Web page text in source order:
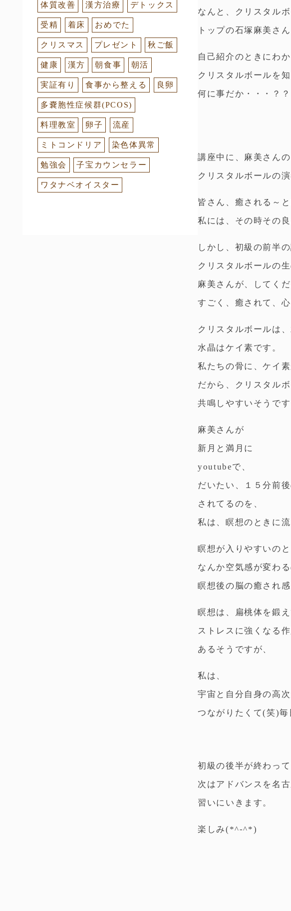
なんと、クリスタル
トップの石塚麻美さん
自己紹介のときにわ
クリスタルボールを
何に事だか・・・？？
講座中に、麻美さん
クリスタルボールの
皆さん、癒される～
私には、その時その
しかし、初級の前半
クリスタルボールの
麻美さんが、してく
すごく、癒されて、心
クリスタルボールは
水晶はケイ素です。
私たちの骨に、ケイ
だから、クリスタル
共鳴しやすいそうです
麻美さんが
新月と満月に
youtubeで、
だいたい、１５分前
されてるのを、
私は、瞑想のときに流
瞑想が入りやすいのと
なんか空気感が変わる
瞑想後の脳の癒され感
瞑想は、扁桃体を鍛え
ストレスに強くなる
あるそうですが、
私は、
宇宙と自分自身の高
つながりたくて(笑)毎
初級の後半が終わって
次はアドバンスを名
習いにいきます。
楽しみ(*^-^*)
体質改善 漢方治療 デトックス
受精 着床 おめでた
クリスマス プレゼント 秋ご飯
健康 漢方 朝食事 朝活
実証有り 食事から整える 良卵
多嚢胞性症候群(PCOS)
料理教室 卵子 流産
ミトコンドリア 染色体異常
勉強会 子宝カウンセラー
ワタナベオイスター